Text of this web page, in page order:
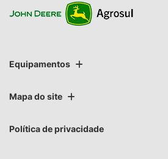
Equipamentos
Mapa do site
Política de privacidade